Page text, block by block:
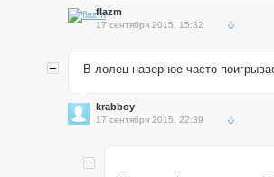
flazm
17 сентября 2015, 15:32
В лолец наверное часто
krabboy
17 сентября 2015, 22:39